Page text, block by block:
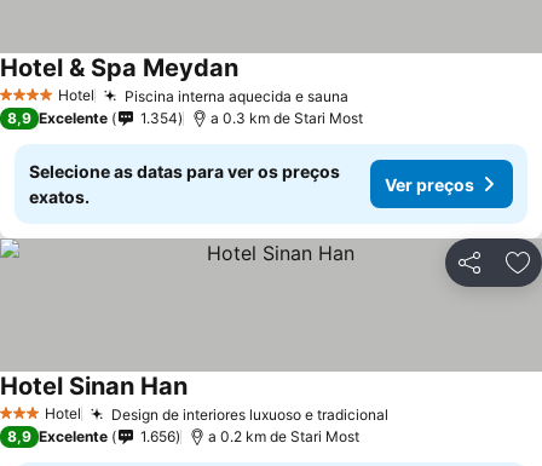
4 EstrelasHotel Piscina interna aquecida e sauna
Hotel & Spa MeydanVer preços
8,9 Excelente 1.354 a 0.3 km de Stari Most
Selecione as datas para ver os preços
exatos.
Ver preços
Partilhar
3 EstrelasHotel Design de interiores luxuoso e tradicional
Hotel Sinan HanVer preços
8,9 Excelente 1.656 a 0.2 km de Stari Most